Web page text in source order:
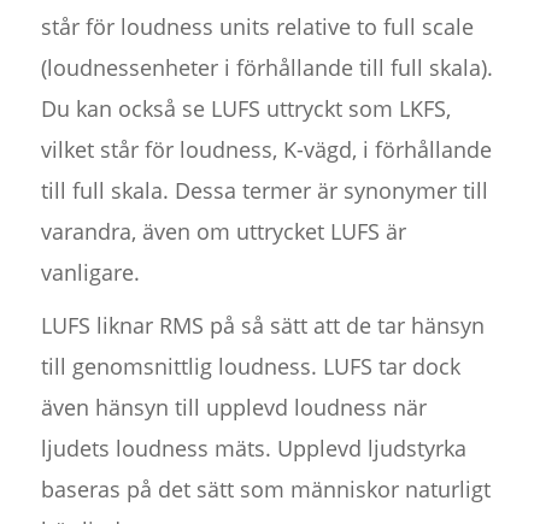
står för loudness units relative to full scale
(loudnessenheter i förhållande till full skala).
Du kan också se LUFS uttryckt som LKFS,
vilket står för loudness, K-vägd, i förhållande
till full skala. Dessa termer är synonymer till
varandra, även om uttrycket LUFS är
vanligare.
LUFS liknar RMS på så sätt att de tar hänsyn
till genomsnittlig loudness. LUFS tar dock
även hänsyn till upplevd loudness när
ljudets loudness mäts. Upplevd ljudstyrka
baseras på det sätt som människor naturligt